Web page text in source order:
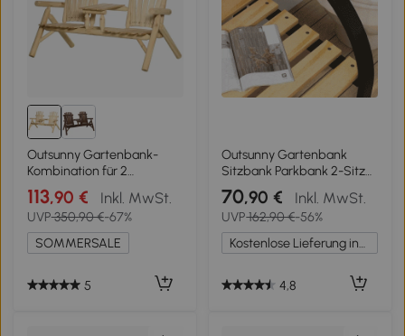
Outsunny Gartenbank-
Kombination für 2
Personen, integrierter Tisch,
Naturholz, 157 x 88 x 103 cm
113,90 € Inkl. MwSt.
UVP350,90 €-67%
SOMMERSALE
5
Outsunny Gartenbank
Sitzbank Parkbank 2-Sitzer
Garten Stahl+Kiefernholz
Natur B122 x T60 x H83 cm
70,90 € Inkl. MwSt.
UVP162,90 €-56%
Kostenlose Lieferung innerhalb Deutschlands
4,8